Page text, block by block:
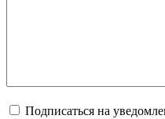
Подписаться на